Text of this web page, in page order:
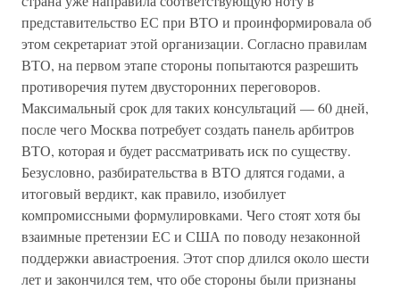
представительство ЕС при ВТО и проинформировала об
этом секретариат этой организации. Согласно правилам
ВТО, на первом этапе стороны попытаются разрешить
противоречия путем двусторонних переговоров.
Максимальный срок для таких консультаций — 60 дней,
после чего Москва потребует создать панель арбитров
ВТО, которая и будет рассматривать иск по существу.
Безусловно, разбирательства в ВТО длятся годами, а
итоговый вердикт, как правило, изобилует
компромиссными формулировками. Чего стоят хотя бы
взаимные претензии ЕС и США по поводу незаконной
поддержки авиастроения. Этот спор длился около шести
лет и закончился тем, что обе стороны были признаны